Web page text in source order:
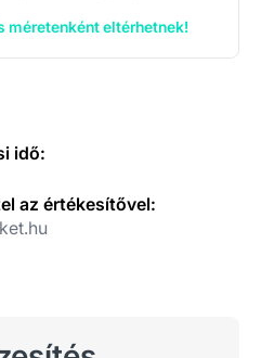
méretenként eltérhetnek!
idő:
az értékesítővel: